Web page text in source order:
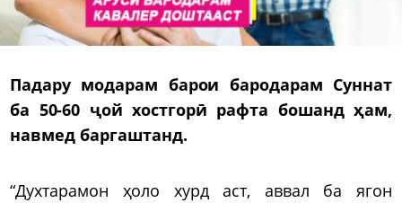
Падару модарам барои бародарам Суннат
ба 50-60 ҷой хостгорӣ рафта бошанд ҳам,
навмед баргаштанд.
“Духтарамон ҳоло хурд аст, аввал ба ягон